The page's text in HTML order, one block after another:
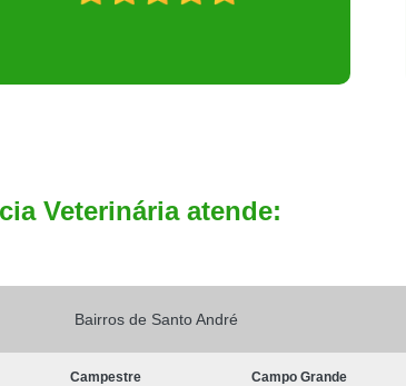
Veterinária atende:
Bairros de Santo André
Campestre Campo Grande